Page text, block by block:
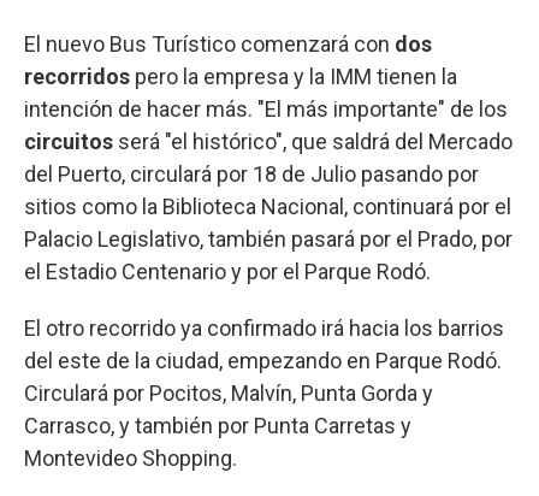
El nuevo Bus Turístico comenzará con dos
recorridos pero la empresa y la IMM tienen la
intención de hacer más. "El más importante" de los
circuitos será "el histórico", que saldrá del Mercado
del Puerto, circulará por 18 de Julio pasando por
sitios como la Biblioteca Nacional, continuará por el
Palacio Legislativo, también pasará por el Prado, por
el Estadio Centenario y por el Parque Rodó.
El otro recorrido ya confirmado irá hacia los barrios
del este de la ciudad, empezando en Parque Rodó.
Circulará por Pocitos, Malvín, Punta Gorda y
Carrasco, y también por Punta Carretas y
Montevideo Shopping.